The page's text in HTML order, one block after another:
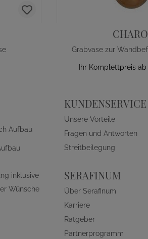
CHARO
Ihr Komplettpreis ab
Aufbau
inklusive
Wünsche
KUNDENSERVICE
Unsere Vorteile
Fragen und Antworten
Streitbeilegung
SERAFINUM
Über Serafinum
Karriere
Ratgeber
Partnerprogramm